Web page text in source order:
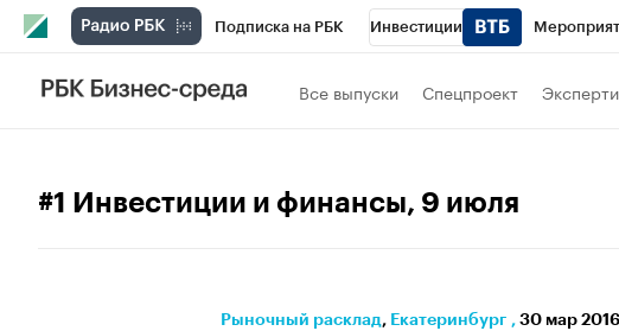
Подписка на РБК Инвестиции
РБК Вино Все выпуски Спецпроект
#1 Инвестиции и финансы, 9 июля
Рыночный расклад⁠, Екатеринбург , 30 мар